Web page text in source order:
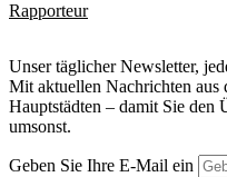
Rapporteur
Unser täglicher Newsletter,
Mit aktuellen Nachrichten aus
Hauptstädten – damit Sie den
umsonst.
Geben Sie Ihre E-Mail ein